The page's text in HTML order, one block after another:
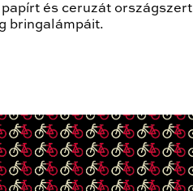
és ceruzát
bringalámpáit.